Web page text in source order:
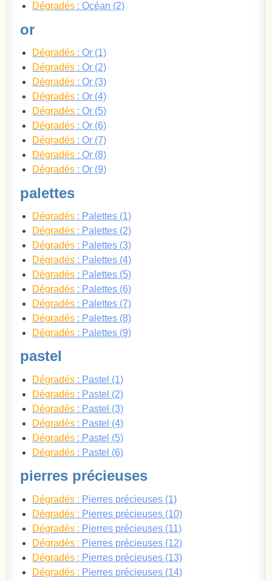
Dégradés : Océan (2)
or
Dégradés : Or (1)
Dégradés : Or (2)
Dégradés : Or (3)
Dégradés : Or (4)
Dégradés : Or (5)
Dégradés : Or (6)
Dégradés : Or (7)
Dégradés : Or (8)
Dégradés : Or (9)
palettes
Dégradés : Palettes (1)
Dégradés : Palettes (2)
Dégradés : Palettes (3)
Dégradés : Palettes (4)
Dégradés : Palettes (5)
Dégradés : Palettes (6)
Dégradés : Palettes (7)
Dégradés : Palettes (8)
Dégradés : Palettes (9)
pastel
Dégradés : Pastel (1)
Dégradés : Pastel (2)
Dégradés : Pastel (3)
Dégradés : Pastel (4)
Dégradés : Pastel (5)
Dégradés : Pastel (6)
pierres précieuses
Dégradés : Pierres précieuses (1)
Dégradés : Pierres précieuses (10)
Dégradés : Pierres précieuses (11)
Dégradés : Pierres précieuses (12)
Dégradés : Pierres précieuses (13)
Dégradés : Pierres précieuses (14)